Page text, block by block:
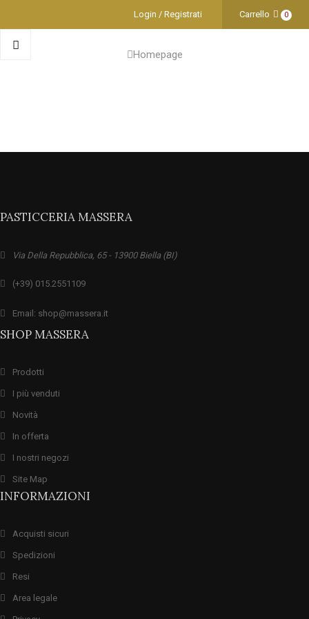
Login / Registrati Carrello 0
Homepage
PASTICCERIA MASSERA
Via Della Repubblica, 65 - 13900 Biella (BI)
(+39) 015.2551109
Email: shop@massera.it
SHOP MASSERA
Prodotti
I più venduti
Novità
In offerta
I nostri negozi
Site Map
INFORMAZIONI
Acquisti sicuri
Spedizioni
Resi
Area legale